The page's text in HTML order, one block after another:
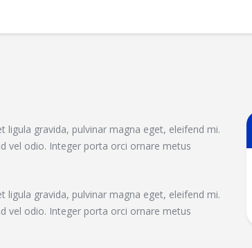
gravida, pulvinar magna eget, eleifend mi.
vel odio. Integer porta orci ornare metus
gravida, pulvinar magna eget, eleifend mi.
vel odio. Integer porta orci ornare metus